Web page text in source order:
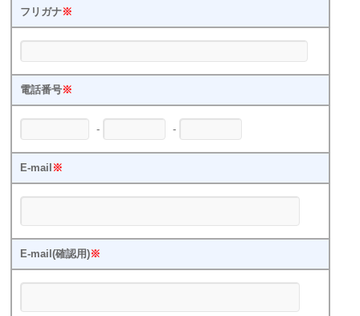
フリガナ※
電話番号※
- -
E-mail ※
E-mail(確認用)※